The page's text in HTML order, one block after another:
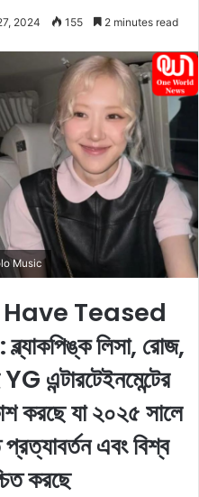
2024 155 2 minutes read
Music
Teased
লিসা, রোজ,
এন্টারটেইনমেন্টের
করছে যা ২০২৫ সালে
এবং বিশ্ব
করছে